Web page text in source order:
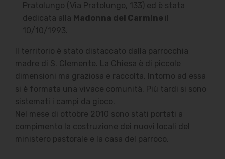
Pratolungo (Via Pratolungo, 133) ed è stata
dedicata alla Madonna del Carmine il
10/10/1993.
Il territorio è stato distaccato dalla parrocchia
madre di S. Clemente. La Chiesa è di piccole
dimensioni ma graziosa e raccolta. Intorno ad essa
si è formata una vivace comunità. Più tardi si sono
sistemati i campi da gioco.
Nel mese di ottobre 2010 sono stati portati a
compimento la costruzione dei nuovi locali del
ministero pastorale e la casa del parroco.